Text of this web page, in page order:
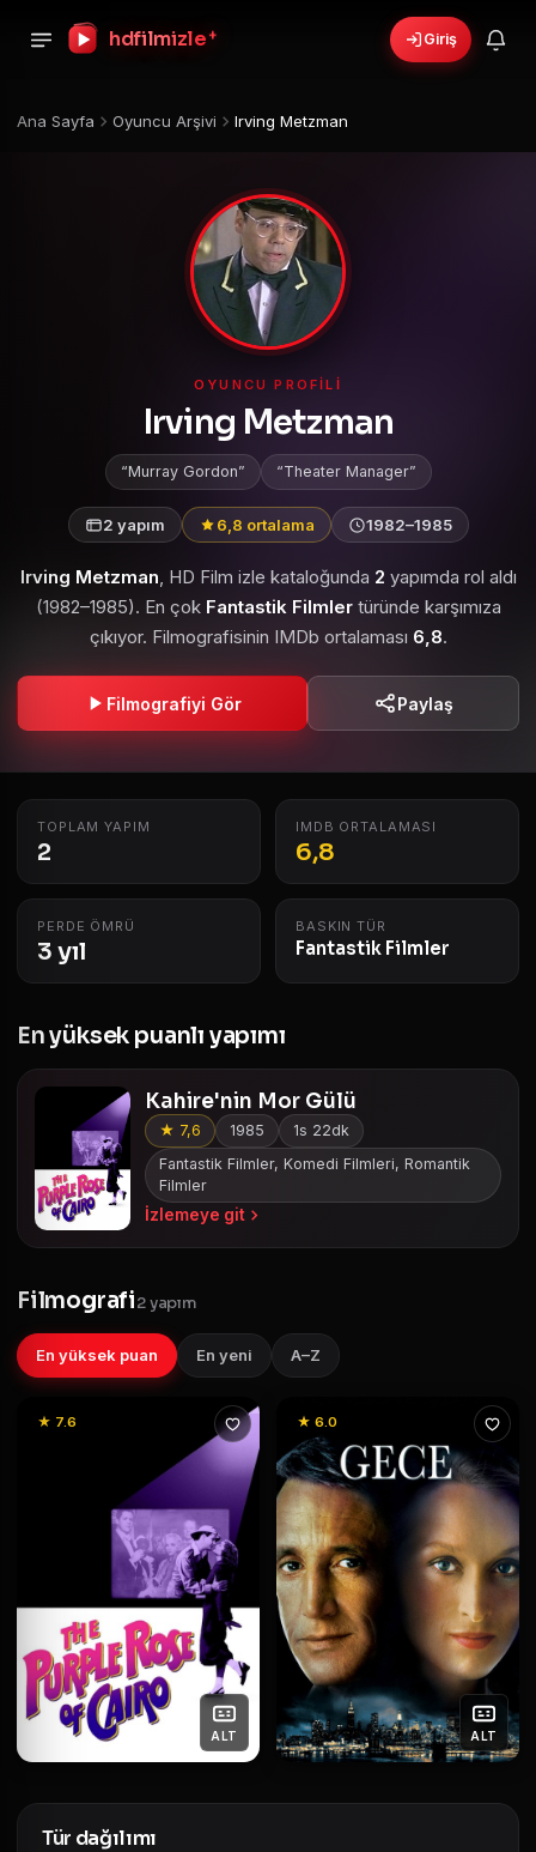
hdfilmizle + Giriş
Ana Sayfa Oyuncu Arşivi Irving Metzman
OYUNCU PROFILI
Irving Metzman
Murray Gordon Theater Manager
2 yapım 6,8 ortalama 1982–1985
Irving Metzman, HD Film izle kataloğunda 2 yapımda rol aldı
(1982–1985). En çok Fantastik Filmlertüründe karşımıza
çıkıyor. Filmografisinin IMDb ortalaması 6,8.
Filmografiyi Gör Paylaş
TOPLAM YAPIM
2
IMDB ORTALAMASI
6,8
PERDE ÖMRÜ
3 yıl
BASKIN TÜR
Fantastik Filmler
En yüksek puanlı yapımı
Kahire'nin Mor Gülü
★ 7,6 1985
1s 22dk
Fantastik Filmler, Komedi Filmleri, Romantik
Filmler
İzlemeye git
Filmografi2 yapım
En yüksek puan En yeni A–Z
★ 7.6
ALT
★ 6.0
ALT
Tür dağılımı